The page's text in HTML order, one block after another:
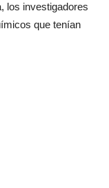
los investigadores
que tenían